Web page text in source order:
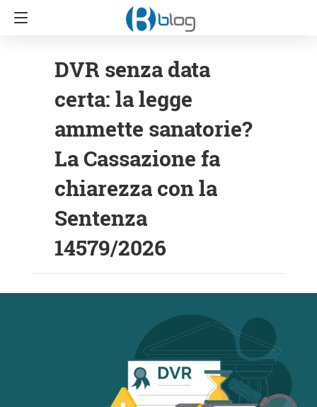
DVR senza data
certa: la legge
ammette sanatorie?
La Cassazione fa
chiarezza con la
Sentenza
14579/2026